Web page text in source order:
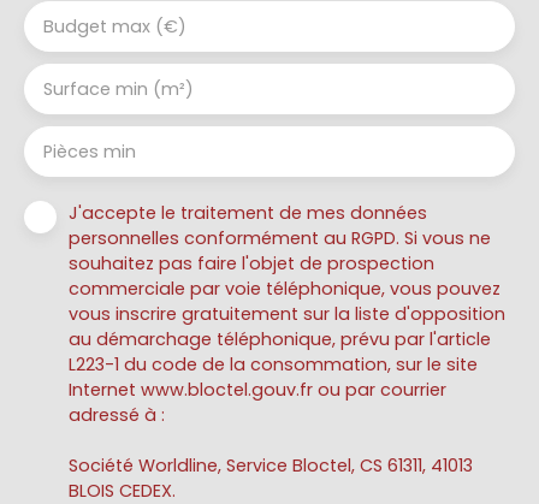
Budget max (€)
Surface min (m²)
Pièces min
J'accepte le traitement de mes données
personnelles conformément au RGPD. Si vous ne
souhaitez pas faire l'objet de prospection
commerciale par voie téléphonique, vous pouvez
vous inscrire gratuitement sur la liste d'opposition
au démarchage téléphonique, prévu par l'article
L223-1 du code de la consommation, sur le site
Internet www.bloctel.gouv.fr ou par courrier
adressé à :
Société Worldline, Service Bloctel, CS 61311, 41013
BLOIS CEDEX.